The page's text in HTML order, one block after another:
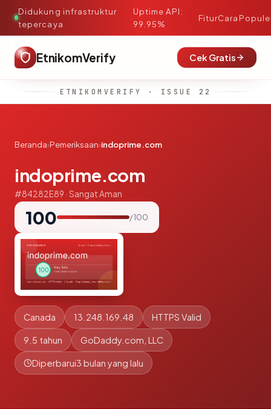
Didukung infrastruktur
tepercaya
·
Uptime API:
99.95%
FiturCara
EtnikomVerify Cek Gratis
ETNIKOMVERIFY · ISSUE 22
Beranda›Pemeriksaan›indoprime.com
indoprime.com
#84282E89 · Sangat Aman
100 / 100
Canada 13.248.169.48 HTTPS Valid
9.5 tahun GoDaddy.com, LLC
Diperbarui3 bulan yang lalu